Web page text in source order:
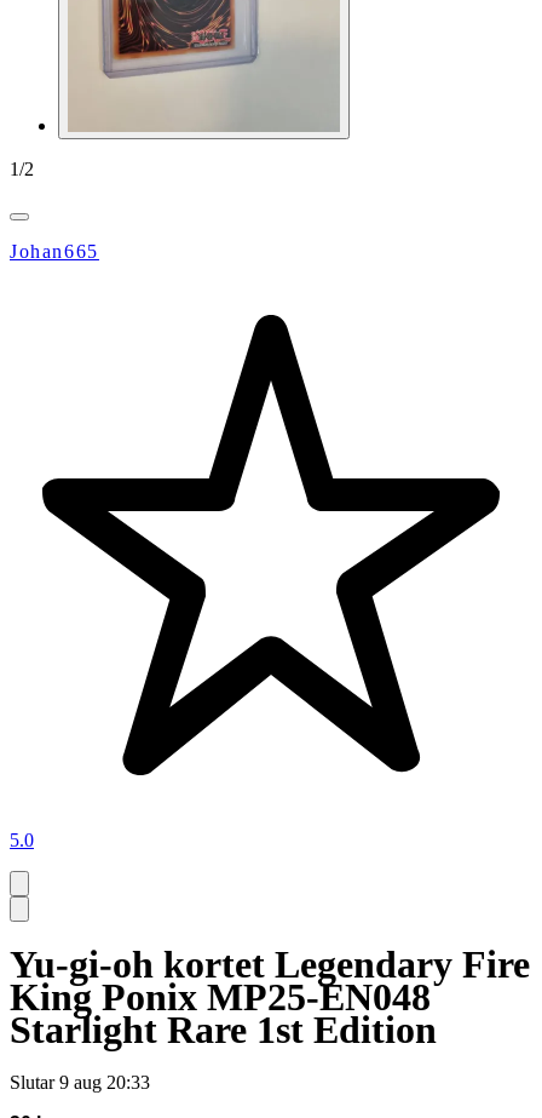
1/2
Johan665
5.0
Yu-gi-oh kortet Legendary Fire
King Ponix MP25-EN048
Starlight Rare 1st Edition
Slutar 9 aug 20:33